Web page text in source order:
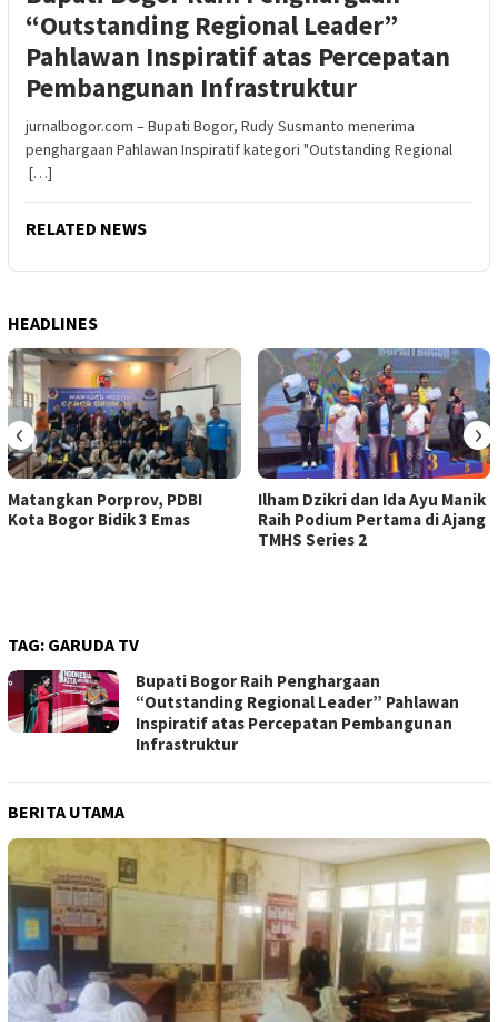
“Outstanding Regional Leader”
Pahlawan Inspiratif atas Percepatan
Pembangunan Infrastruktur
jurnalbogor.com – Bupati Bogor, Rudy Susmanto menerima
penghargaan Pahlawan Inspiratif kategori "Outstanding Regional
[…]
RELATED NEWS
HEADLINES
Matangkan Porprov, PDBI
Kota Bogor Bidik 3 Emas
Ilham Dzikri dan Ida Ayu Manik
Raih Podium Pertama di Ajang
TMHS Series 2
‹ ›
TAG: GARUDA TV
Bupati Bogor Raih Penghargaan
“Outstanding Regional Leader” Pahlawan
Inspiratif atas Percepatan Pembangunan
Infrastruktur
BERITA UTAMA